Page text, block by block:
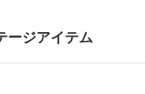
ージアイテム